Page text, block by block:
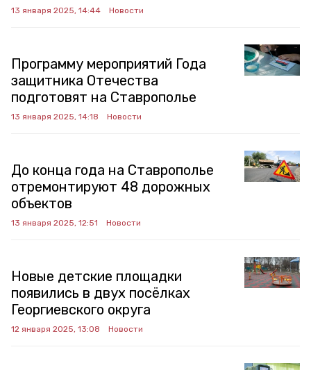
13 января 2025, 14:44 Новости
Программу мероприятий Года
защитника Отечества
подготовят на Ставрополье
13 января 2025, 14:18 Новости
До конца года на Ставрополье
отремонтируют 48 дорожных
объектов
13 января 2025, 12:51 Новости
Новые детские площадки
появились в двух посёлках
Георгиевского округа
12 января 2025, 13:08 Новости